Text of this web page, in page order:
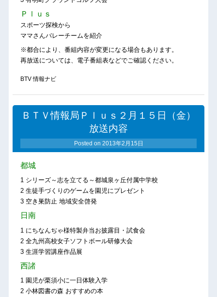
Ｐｌｕｓ
スポーツ探検から
ママさんバレーチームを紹介
※都合により、番組内容が変更になる場合もあります。
再放送については、電子番組表などでご確認ください。
BTV 情報ナビ
ＢＴＶ情報局Ｐｌｕｓ２月１５日（金）
放送内容
Posted on 2013年2月15日
都城
1 シリーズ～志を立てる～都城泉ヶ丘付属中学校
2 生徒手づくりのゲームを園児にプレゼント
3 空き巣防止 地域安全啓発
日南
1 にちなんぢゃ様特製弁当お披露目・試食会
2 全九州高校女子ソフトボール研修大会
3 生涯学習講座作品展
西諸
1 園児が栗須小に一日体験入学
2 小林図書の森 おすすめの本